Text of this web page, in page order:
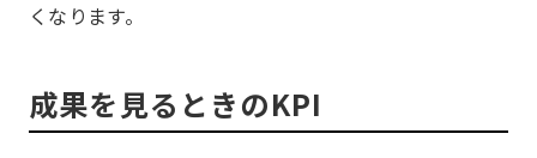
くなります。
成果を見るときのKPI